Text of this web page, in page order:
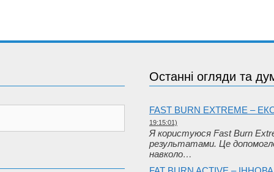
Останні огляди та
FAST BURN EXTREME
19:15:01)
Я користуюся Fast Burn
результатами. Це
навколо…